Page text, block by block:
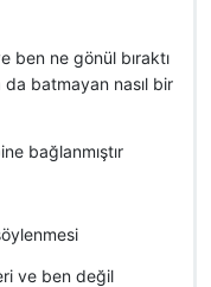
ben ne gönül bıraktı
batmayan nasıl bir
bağlanmıştır
ve ben değil